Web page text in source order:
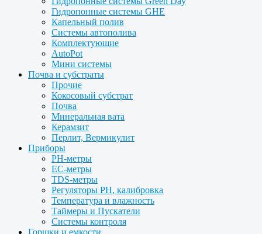
Гидропонные системы GHE
Капельный полив
Системы автополива
Комплектующие
AutoPot
Мини системы
Почва и субстраты
Прочие
Кокосовый субстрат
Почва
Минеральная вата
Керамзит
Перлит, Вермикулит
Приборы
PH-метры
EC-метры
TDS-метры
Регуляторы PH, калибровка
Температура и влажность
Таймеры и Пускатели
Системы контроля
Горшки и емкости